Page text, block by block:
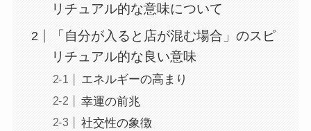
リチュアル的な意味について
「自分が入ると店が混む場合」のスピ
リチュアル的な良い意味
エネルギーの高まり
幸運の前兆
社交性の象徴